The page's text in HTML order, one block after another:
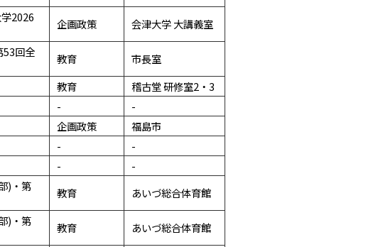
2026
企画政策 会津大学 大講義室
53回全
教育
市長室
教育
稽古堂 研修室2・3
-
-
企画政策
福島市
-
-
-
-
)・第
教育 あいづ総合体育館
)・第
教育 あいづ総合体育館